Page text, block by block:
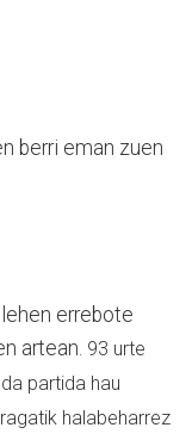
berri eman zuen
errebote
artean. 93 urte
partida hau
halabeharrez